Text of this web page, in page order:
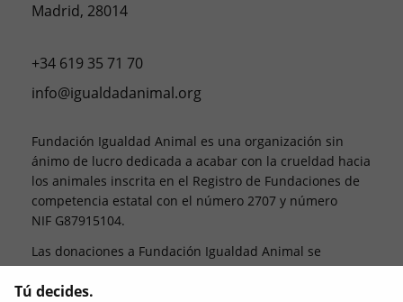
Madrid, 28014
+34 619 35 71 70
info@igualdadanimal.org
Fundación Igualdad Animal es una organización sin
ánimo de lucro dedicada a acabar con la crueldad hacia
los animales inscrita en el Registro de Fundaciones de
competencia estatal con el número 2707 y número
NIF G87915104.
Las donaciones a Fundación Igualdad Animal se
desgravan. Esto significa que, al final del año fiscal, te
desgravas el 80% de los primeros 250 € que hayas
Tú decides.